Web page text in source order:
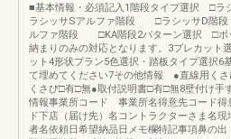
■基本情報・必須記入1階段タイプ選択 □
ラシッサSアルファ階段 □ラシッサD階
ルファ階段 □KA階段2パターン選択 □ボ
納まりのみの対応となります。3プレカッ
ット4形状プラン5色選択・踏板タイプ選択6
て埋めてください7その他情報 ●直線用く
くさび□有□無●取付説明書□有□無8壁付け手
情報事業所コード 事業所名得意先コード得
ド下店（届け先）名コントラクターさま名
者名依頼日希望納品日メモ欄特記事項鼻の出